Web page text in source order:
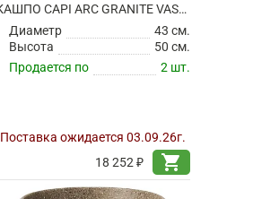
КАШПО CAPI ARC GRANITE VASE ELEGANT DELUXE BLACK
Диаметр
43 см.
Высота
50 см.
Продается по
2 шт.
Поставка ожидается 03.09.26г.
18 252 ₽
shopping_cart